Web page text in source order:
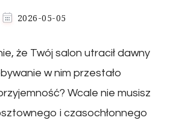
2026-05-05
że Twój salon utracił dawny
w nim przestało
Wcale nie musisz
i czasochłonnego